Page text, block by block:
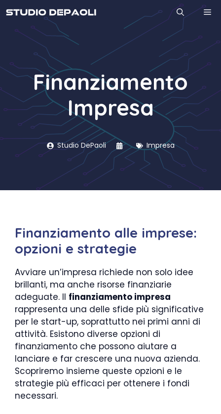
al
contenuto
Finanziamento
Impresa
Studio DePaoli Impresa
Finanziamento alle imprese:
opzioni e strategie
Avviare un’impresa richiede non solo idee
brillanti, ma anche risorse finanziarie
adeguate. Il finanziamento impresa
rappresenta una delle sfide più significative
per le start-up, soprattutto nei primi anni di
attività. Esistono diverse opzioni di
finanziamento che possono aiutare a
lanciare e far crescere una nuova azienda.
Scopriremo insieme queste opzioni e le
strategie più efficaci per ottenere i fondi
necessari.